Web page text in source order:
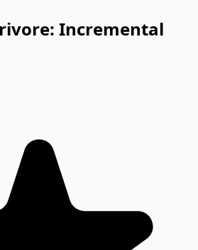
Incremental